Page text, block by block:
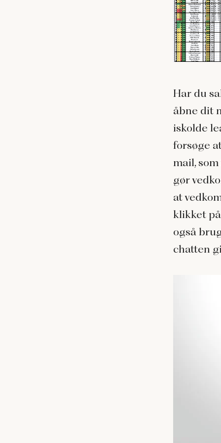
Har du
åbne dit
iskolde
forsøge
mail,
gør
at
klikket
også
chatten